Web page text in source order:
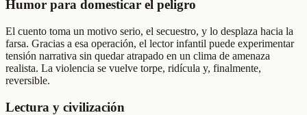
Humor para domesticar el peligro
El cuento toma un motivo serio, el secuestro, y lo desplaza hacia la
farsa. Gracias a esa operación, el lector infantil puede experimentar
tensión narrativa sin quedar atrapado en un clima de amenaza
realista. La violencia se vuelve torpe, ridícula y, finalmente,
reversible.
Lectura y civilización